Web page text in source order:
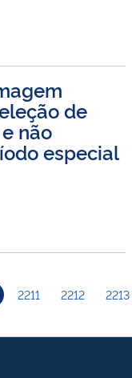
de
não
especial
2211 2212 2213